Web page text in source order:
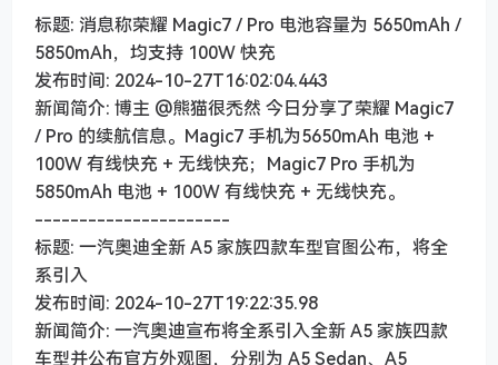
标题: 消息称荣耀 Magic7 / Pro 电池容量为 5650mAh /
5850mAh，均支持 100W 快充
发布时间: 2024-10-27T16:02:04.443
新闻简介: 博主 @熊猫很禿然 今日分享了荣耀 Magic7
/ Pro 的续航信息。Magic7 手机为5650mAh 电池 +
100W 有线快充 + 无线快充；Magic7 Pro 手机为
5850mAh 电池 + 100W 有线快充 + 无线快充。
----------------------
标题: 一汽奥迪全新 A5 家族四款车型官图公布，将全
系引入
发布时间: 2024-10-27T19:22:35.98
新闻简介: 一汽奥迪宣布将全系引入全新 A5 家族四款
车型并公布官方外观图，分别为 A5 Sedan、A5